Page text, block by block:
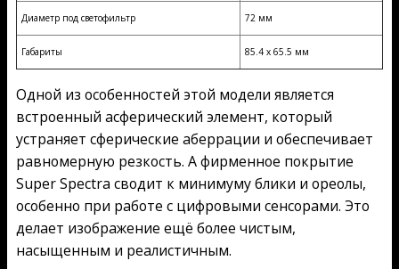
Диаметр под светофильтр 72 мм
Габариты 85.4 x 65.5 мм
Одной из особенностей этой модели является
встроенный асферический элемент, который
устраняет сферические аберрации и обеспечивает
равномерную резкость. А фирменное покрытие
Super Spectra сводит к минимуму блики и ореолы,
особенно при работе с цифровыми сенсорами. Это
делает изображение ещё более чистым,
насыщенным и реалистичным.